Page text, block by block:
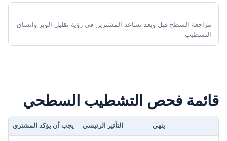
مراجعة السطح قبل وبعد تساعد المشترين في رؤية تقليل الوبر واتساق
التشطيب
قائمة فحص التشطيب السطحي
ينهي التأثير الرئيسي يجب أن يؤكد المشتري